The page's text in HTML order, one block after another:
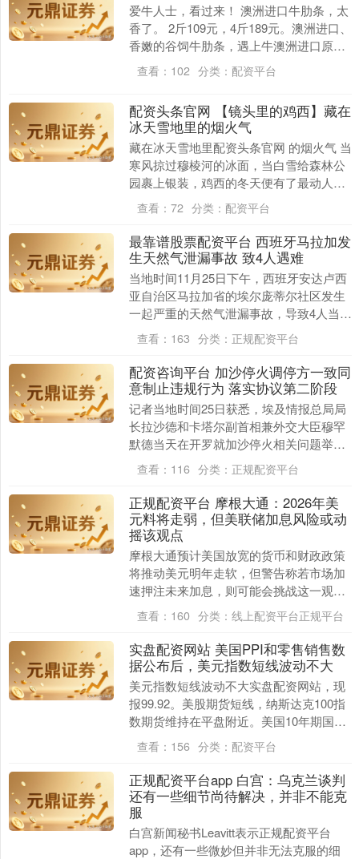
爱牛人士，看过来！ 澳洲进口牛肋条，太
香了。 2斤109元，4斤189元。澳洲进口、
香嫩的谷饲牛肋条，遇上牛澳洲进口原切
牛肋条。 要知道牛肋条可是一头牛中的精
华....
查看： 102 分类： 配资平台
配资头条官网 【镜头里的鸡西】藏在
冰天雪地里的烟火气
藏在冰天雪地里配资头条官网 的烟火气 当
寒风掠过穆棱河的冰面，当白雪给森林公
园裹上银装，鸡西的冬天便有了最动人的
模样——既有冰封千里的壮阔景致，也有
烟火缭绕的舌....
查看： 72 分类： 配资平台
最靠谱股票配资平台 西班牙马拉加发
生天然气泄漏事故 致4人遇难
当地时间11月25日下午，西班牙安达卢西
亚自治区马拉加省的埃尔庞蒂尔社区发生
一起严重的天然气泄漏事故，导致4人当场
死亡。事件发生在该市历史城区的居民区
最靠谱股票....
查看： 163 分类： 正规配资平台
配资咨询平台 加沙停火调停方一致同
意制止违规行为 落实协议第二阶段
记者当地时间25日获悉，埃及情报总局局
长拉沙德和卡塔尔副首相兼外交大臣穆罕
默德当天在开罗就加沙停火相关问题举行
会谈。双方在会谈中一致同意，将继续与
美国加强合作与....
查看： 116 分类： 正规配资平台
正规配资平台 摩根大通：2026年美
元料将走弱，但美联储加息风险或动
摇该观点
摩根大通预计美国放宽的货币和财政政策
将推动美元明年走软，但警告称若市场加
速押注未来加息，则可能会挑战这一观
点。 该银行由Meera Chandan和Arinda....
查看： 160 分类： 线上配资平台正规平台
实盘配资网站 美国PPI和零售销售数
据公布后，美元指数短线波动不大
美元指数短线波动不大实盘配资网站，现
报99.92。美股期货短线，纳斯达克100指
数期货维持在平盘附近。美国10年期国债
收益率短线波动不大，现报4.009%。现
货....
查看： 156 分类： 配资平台
正规配资平台app 白宫：乌克兰谈判
还有一些细节尚待解决，并非不能克
服
白宫新闻秘书Leavitt表示正规配资平台
app，还有一些微妙但并非无法克服的细